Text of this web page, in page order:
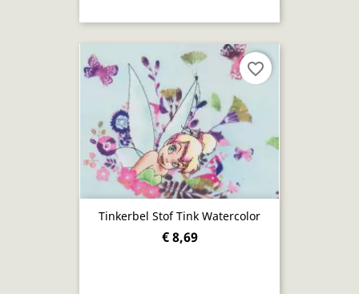
Tinkerbel Stof Tink Watercolor
€ 8,69
favorite_border